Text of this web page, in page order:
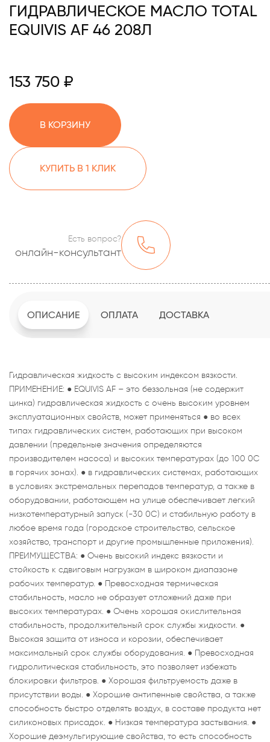
ГИДРАВЛИЧЕСКОЕ МАСЛО TOTAL
EQUIVIS AF 46 208Л
153 750 ₽
В КОРЗИНУ
КУПИТЬ В 1 КЛИК
Есть вопрос?
онлайн-консультант
ОПИСАНИЕ ОПЛАТА ДОСТАВКА
Гидравлическая жидкость с высоким индексом вязкости.
ПРИМЕНЕНИЕ: ● EQUIVIS AF – это беззольная (не содержит
цинка) гидравлическая жидкость с очень высоким уровнем
эксплуатационных свойств, может применяться ● во всех
типах гидравлических систем, работающих при высоком
давлении (предельные значения определяются
производителем насоса) и высоких температурах (до 100 0С
в горячих зонах). ● в гидравлических системах, работающих
в условиях экстремальных перепадов температур, а также в
оборудовании, работающем на улице обеспечивает легкий
низкотемпературный запуск (-30 0С) и стабильную работу в
любое время года (городское строительство, сельское
хозяйство, транспорт и другие промышленные приложения).
ПРЕИМУЩЕСТВА: ● Очень высокий индекс вязкости и
стойкость к сдвиговым нагрузкам в широком диапазоне
рабочих температур. ● Превосходная термическая
стабильность, масло не образует отложений даже при
высоких температурах. ● Очень хорошая окислительная
стабильность, продолжительный срок службы жидкости. ●
Высокая защита от износа и корозии, обеспечивает
максимальный срок службы оборудования. ● Превосходная
гидролитическая стабильность, это позволяет избежать
блокировки фильтров. ● Хорошая фильтруемость даже в
присутствии воды. ● Хорошие антипенные свойства, а также
способность быстро отделять воздух, в составе продукта нет
силиконовых присадок. ● Низкая температура застывания. ●
Хорошие деэмульгирующие свойства, то есть способность